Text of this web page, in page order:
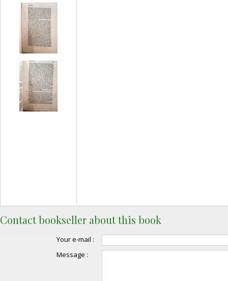
Contact bookseller about this book
Your e-mail :
Message :